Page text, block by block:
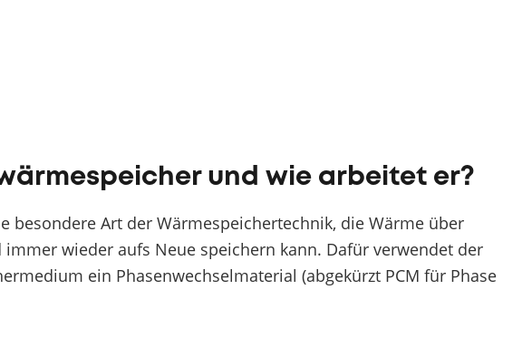
und wie arbeitet er?
besondere Art der Wärmespeichertechnik, die Wärme über
wieder aufs Neue speichern kann. Dafür verwendet der
ein Phasenwechselmaterial (abgekürzt PCM für Phase